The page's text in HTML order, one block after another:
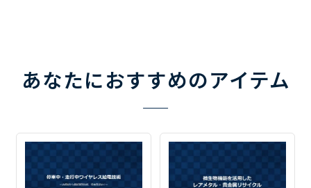
あなたにおすすめのアイテム